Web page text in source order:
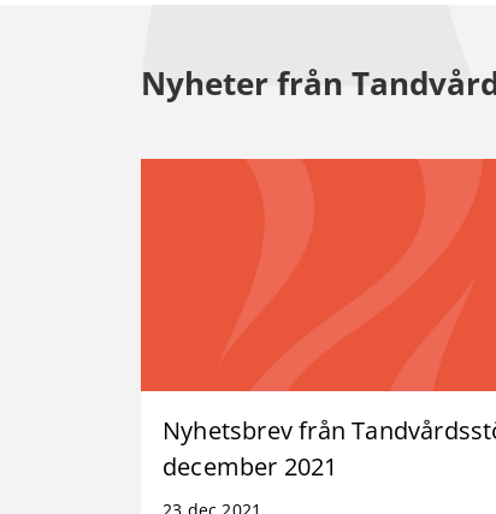
Nyheter från
Nyhetsbrev från
december 2021